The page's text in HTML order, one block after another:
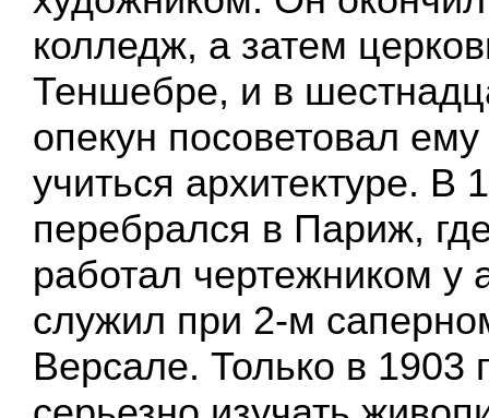
колледж, а затем
Теншебре, и в
опекун посоветовал
учиться архитектуре. В
перебрался в Париж,
работал чертежником у
служил при 2-м
Версале. Только в 1903